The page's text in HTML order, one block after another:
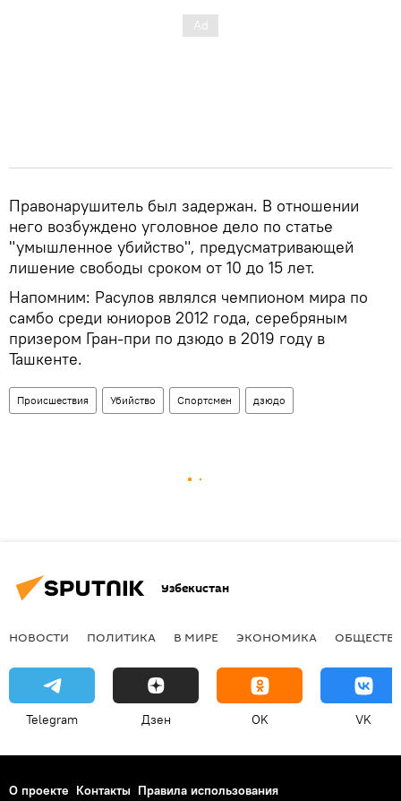
Правонарушитель был задержан. В отношении
него возбуждено уголовное дело по статье
"умышленное убийство", предусматривающей
лишение свободы сроком от 10 до 15 лет.
Напомним: Расулов являлся чемпионом мира по
самбо среди юниоров 2012 года, серебряным
призером Гран-при по дзюдо в 2019 году в
Ташкенте.
Происшествия Убийство Спортсмен дзюдо
Узбекистан
НОВОСТИ ПОЛИТИКА В МИРЕ ЭКОНОМИКА
Telegram Дзен OK VK
О проекте Контакты Правила использования